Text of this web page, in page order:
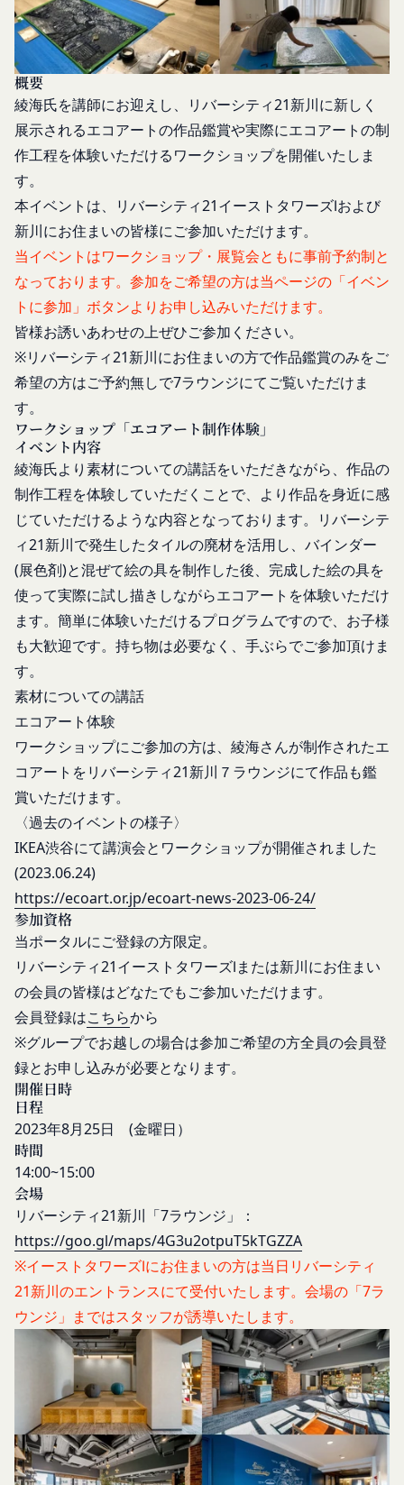
概要
綾海氏を講師にお迎えし、リバーシティ21新川に新しく
展示されるエコアートの作品鑑賞や実際にエコアートの制
作工程を体験いただけるワークショップを開催いたしま
す。
本イベントは、リバーシティ21イーストタワーズⅠおよび
新川にお住まいの皆様にご参加いただけます。
当イベントはワークショップ・展覧会ともに事前予約制と
なっております。参加をご希望の方は当ページの「イベン
トに参加」ボタンよりお申し込みいただけます。
皆様お誘いあわせの上ぜひご参加ください。
※リバーシティ21新川にお住まいの方で作品鑑賞のみをご
希望の方はご予約無しで7ラウンジにてご覧いただけま
す。
ワークショップ「エコアート制作体験」
イベント内容
綾海氏より素材についての講話をいただきながら、作品の
制作工程を体験していただくことで、より作品を身近に感
じていただけるような内容となっております。リバーシテ
ィ21新川で発生したタイルの廃材を活用し、バインダー
(展色剤)と混ぜて絵の具を制作した後、完成した絵の具を
使って実際に試し描きしながらエコアートを体験いただけ
ます。簡単に体験いただけるプログラムですので、お子様
も大歓迎です。持ち物は必要なく、手ぶらでご参加頂けま
す。
素材についての講話
エコアート体験
ワークショップにご参加の方は、綾海さんが制作されたエ
コアートをリバーシティ21新川７ラウンジにて作品も鑑
賞いただけます。
〈過去のイベントの様子〉
IKEA渋谷にて講演会とワークショップが開催されました
(2023.06.24)
https://ecoart.or.jp/ecoart-news-2023-06-24/
参加資格
当ポータルにご登録の方限定。
リバーシティ21イーストタワーズⅠまたは新川にお住まい
の会員の皆様はどなたでもご参加いただけます。
会員登録はこちらから
※グループでお越しの場合は参加ご希望の方全員の会員登
録とお申し込みが必要となります。
開催日時
日程
2023年8月25日 (金曜日）
時間
14:00~15:00
会場
リバーシティ21新川「7ラウンジ」：
https://goo.gl/maps/4G3u2otpuT5kTGZZA
※イーストタワーズⅠにお住まいの方は当日リバーシティ
21新川のエントランスにて受付いたします。会場の「7ラ
ウンジ」まではスタッフが誘導いたします。
あらゆる情報を取得する場合があります。
位置情報
お客様が、端末または携帯端末上で当社のサービス
を利用し、そこで位置情報を提供することを認めた
場合、当社は、お客様の位置情報を取得することが
あります。通常はお客様のブラウザや端末の設定に
より無効にすることができますが、無効にした場合
には当社のサービスの一部が利用できなくなくなる
お客様のアクションに関する情報
お客様が、当社のサービスを利用する際、直接当社
に提供した情報および当社のサービスを提供してい
る第三者サービス提供者を通じて提供した情報を、
当社は取得・保管することがあります。お客様のサ
ービスご利用状況、他の利用者との交流に関する情
報も取得することがあります。
外部サービスとの連携により取得する情報
外部サービスでお客様が利用するIDおよびその他
携先に開示を認めた情報を取得することがありま
す。
取得した個人情報等の利用目的
当社は、お客様からご提供いただいたお客様情報
を、当社各サービスの利用規約において定める利用
目的の範囲内で利用します。
Cookie（クッキー）について
当社は、お客様にとってより使いやすく、より価値
ある情報を提供するためにCookie(以下「クッキ
ー」といいます。これに類似の技術を含みます。)
を使用することがあります。
せるもので、これを利用することにより当社のサー
バに、当社サイト内におけるお客様の行動履歴(ア
クセスしたURL、コンテンツ、参照順序等)や、年
齢や性別、職業、居住地域、位置情報等個人が特定
できない属性情報(それらの組み合わせによっても
個人が特定できないもの)を取得することがありま
す。
お客様がご自身に関する情報の取得を望まれない場
の受け取りを拒否することも可能です。なお、クッ
キーの受け取りを拒否された場合、当社のサービス
の一部がご利用できなくなることがあります。
適正管理
当社は、お客様情報への不正なアクセスや漏洩等を
防ぐため、セキュリティーの維持に努めます。ま
た、当社は、当社の通常の事業運営に照らして当社
が不要と判断した場合、お客様から取得したお客様
情報を安全かつ合理的な方法で消去します。
当社は、以下の場合、お客様情報を第三者と共有す
供した相手方を「提供先」といいます。）
当社は、お客様の同意を得た場合、お客様情報（個
人情報の場合もあります。）を第三者である会社、
組織、個人に提供することがあります。
第三者サービス提供者との共有
支払処理、データ分析、メール送信、ホスティング
サービス、カスタマーサービスなどを当社の代理で
行うサービスを提供する第三者、または、当社のマ
ーケティングのサポートを行う第三者に対して、お
客様情報を提供することがあります。
外部サービスとの連携のための共有
当社は、Facebook、Googleアカウント、Twitter
その他の外部サービスとの連携または外部サービス
第4条に規定する方法に従って、登録希望者が行う
本サービスの利用登録をいいます。
「登録情報」
が定める情報、本サービス利用中に当社が必要と判
断して登録を求めた情報及びこれらの情報について
利用者自身が追加、変更を行った場合の当該情報を
「アカウント」
各会員が保有する、本サービスの利用に関する権利
の総体をいいます。
「パスワード」
登録情報と組み合わせて、会員とその他の者とを識
別するために用いられる符号をいいます。
「提携パートナー」
当社との間で締結する契約に基づき、本サービスと
提携するサービス（以下「提携サービス」といいま
す。
第2条（総則・適用範囲）
本規約は、会員と当社間において本サービスの利用
に関し適用され、登録手続き完了後の本サービスの
提供条件及び当社と会員との権利義務関係を定める
ものです。
当社が、当社ウェブサイト上に本サービスに関する
個別規定や追加規定を掲載する場合、又は第11条
に定める方法により本サービスに関するルール等を
発信する場合、それらは本規約の一部を構成するも
のとし、個別規定、追加規定又はルール等が本規約
ルール等が優先されるものとします。
当社は、本規約を変更する必要が生じた場合には、
会員の明示の承諾を得ることなく、本規約を変更す
ることができるものとします。
前項による本規約の変更をするときは、その効力発
生日を定め、かつ、本規約を変更する旨及び変更後
の本規約の内容並びにその効力発生日を、会員に対
し、本規約変更の効力発生日前に、第11条に定め
る方法により通知するものとします。ただし、文言
の修正等、会員に不利益を与えるものではない軽微
な変更の場合には、当該通知を省略することができ
ます。
本規約変更の効力発生日後に本サービスの利用を行
った場合、会員は本規約の変更に同意したものとみ
なします。
当社が提供する本サービス以外のサービス又は提携
パートナーが提供するサービスについては、各サー
ビスに定められる利用規約等に従ってご利用くださ
本契約において使用される以下の各用語は各々以下
第3条（提供されるサービス）
ービスとします。
コミュニティポータルサイトが提供する情報サ
ービス
前各号に付随する各種サービス
当社は、前項各号に定めるサービスの内容を変更す
ることができるものとします。
第4条（会員登録）
会員登録手続きは、本サービスの会員登録ページか
ら当社の指定する方法に従い、会員登録を希望する
本人が行うものとします。当社に対して会員登録の
申し込みが行われた場合には、登録手続きにおいて
氏名等を入力された本人が当該申し込みを行ったも